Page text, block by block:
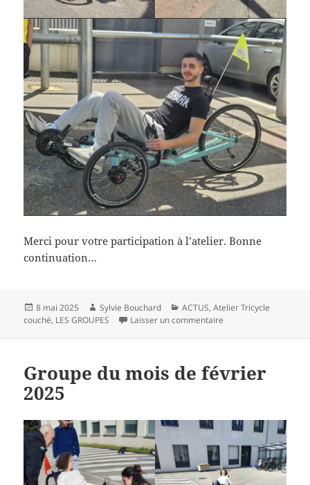
Merci pour votre participation à l’atelier. Bonne
continuation…
Publié
le
8 mai 2025 Auteur
Sylvie Bouchard Catégories
ACTUS,Atelier Tricycle
couché, LES GROUPES Laisser un commentaire
Groupe du mois de février
2025